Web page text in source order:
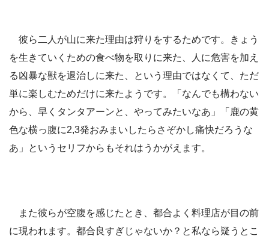
彼ら二人が山に来た理由は狩りをするためです。きょう
を生きていくための食べ物を取りに来た、人に危害を加え
る凶暴な獣を退治しに来た、という理由ではなくて、ただ
単に楽しむためだけに来たようです。「なんでも構わない
から、早くタンタアーンと、やってみたいなあ」「鹿の黄
色な横っ腹に2,3発おみまいしたらさぞかし痛快だろうな
あ」というセリフからもそれはうかがえます。
また彼らが空腹を感じたとき、都合よく料理店が目の前
に現われます。都合良すぎじゃないか？と私なら疑うとこ